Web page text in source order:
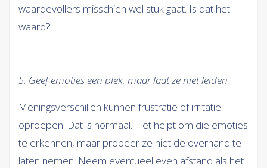
waardevollers misschien wel stuk gaat. Is dat het
waard?
5. Geef emoties een plek, maar laat ze niet leiden
Meningsverschillen kunnen frustratie of irritatie
oproepen. Dat is normaal. Het helpt om die emoties
te erkennen, maar probeer ze niet de overhand te
laten nemen. Neem eventueel even afstand als het